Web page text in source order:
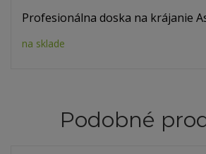
Profesionálna doska na krájanie
na sklade
Podobné